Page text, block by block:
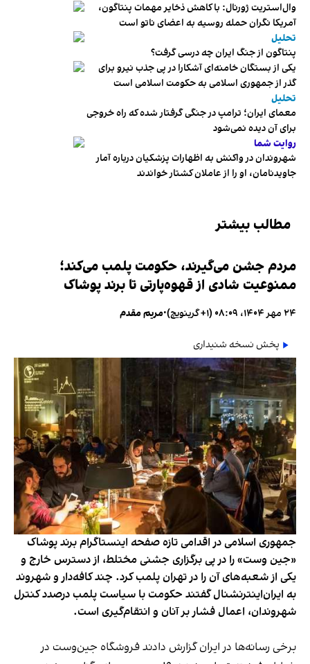
وال‌استریت ژورنال: با کاهش ذخایر مهمات پنتاگون،
آمریکا نگران حمله روسیه به اعضای ناتو‌ است
تحلیل
پنتاگون از جنگ ایران چه درسی گرفت؟
یکی از بستگان خامنه‌ای آشکارا در پی جذب نیرو برای
گذر از جمهوری اسلامی به حکومت اسلامی است
تحلیل
معمای ایران؛ ترامپ در جنگی گرفتار شده که راه خروجی
برای آن دیده نمی‌شود
روایت شما
شهروندان در واکنش به اظهارات پزشکیان درباره آمار
جاویدنامان، او را از عاملان کشتار خواندند
مطالب بیشتر
مردم جشن می‌گیرند، حکومت پلمب می‌کند؛
ممنوعیت شادی از قهوه‌پارتی تا برند پوشاک
۲۴ مهر ۱۴۰۴، ۰۸:۰۹ (‎+۱ گرینویچ) •مریم مقدم
پخش نسخه شنیداری
جمهوری اسلامی در اقدامی تازه صفحه اینستاگرام برند پوشاک
«جین وست» را در پی برگزاری جشنی مختلط، از دسترس خارج و
یکی از شعبه‌های آن را در تهران پلمب کرد. چند کافه‌‌دار و شهروند
به ایران‌اینترنشنال گفتند حکومت با سیاست پلمب درصدد کنترل
شهروندان، اعمال فشار بر آنان و انتقام‌گیری است.
برخی رسانه‌ها در ایران گزارش دادند فروشگاه جین‌وست در